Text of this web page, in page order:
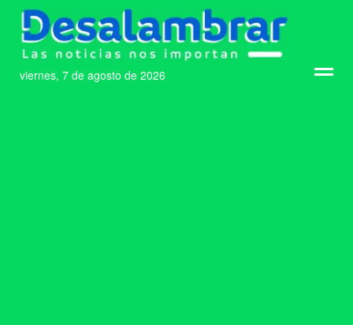
viernes, 7 de agosto de 2026